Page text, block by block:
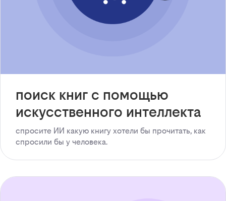
поиск книг с помощью
искусственного интеллекта
спросите ИИ какую книгу хотели бы прочитать, как
спросили бы у человека.